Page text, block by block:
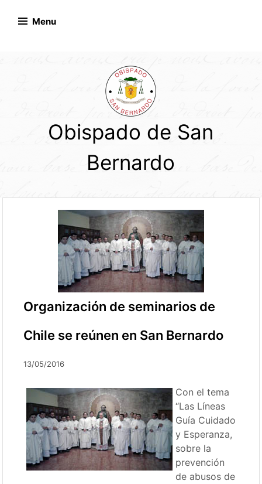
Menu
Obispado de San
Bernardo
Organización de seminarios de
Chile se reúnen en San Bernardo
13/05/2016
Con el tema
“Las Líneas
Guía Cuidado
y Esperanza,
sobre la
prevención
de abusos de